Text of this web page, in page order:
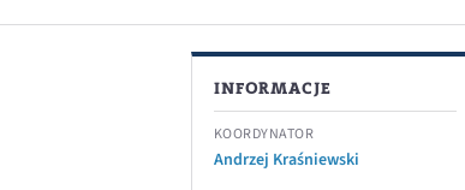
INFORMACJE
KOORDYNATOR
Andrzej Kraśniewski